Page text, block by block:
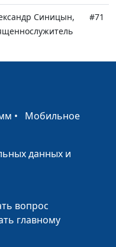
Синицын,
#71
Синицын,
Синицын,
• Мобильное
данных и
вопрос
главному